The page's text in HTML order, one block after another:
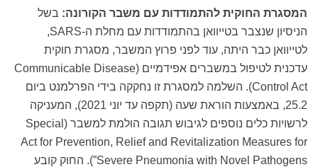
המסגרת החוקית להתמודדות עם משבר הקורונה: בשל
הניסיון שנצבר בטייוואן בהתמודדות עם מחלת ה-SARS,
לטייוואן כבר היתה, עוד לפני פרוץ המשבר, מסגרת חוקית
עדכנית לטיפול במשברים אפידמיים (Communicable Disease
Control Act). השלמה למסגרת זו נחקקה בידי הפרלמנט ביום
25.2, באמצעות הוראת שעה (תקפה עד יוני 2021), המעניקה
לרשויות כלים נוספים לגיבוש תגובה הולמת למשבר (Special
Act for Prevention, Relief and Revitalization Measures for
Severe Pneumonia with Novel Pathogens”). החוק קובע